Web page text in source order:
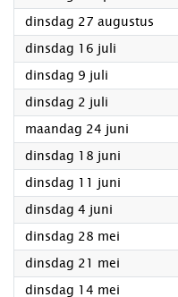
dinsdag 27 augustus
dinsdag 16 juli
dinsdag 9 juli
dinsdag 2 juli
maandag 24 juni
dinsdag 18 juni
dinsdag 11 juni
dinsdag 4 juni
dinsdag 28 mei
dinsdag 21 mei
dinsdag 14 mei